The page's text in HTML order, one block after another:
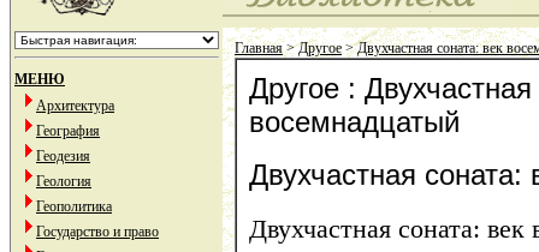
МЕНЮ
Архитектура
География
Геодезия
Геология
Геополитика
Государство и право
Главная>Другое>Двухчастная соната: век
Другое :
восемнадцатый
Двухчастная
Двухчастная соната: